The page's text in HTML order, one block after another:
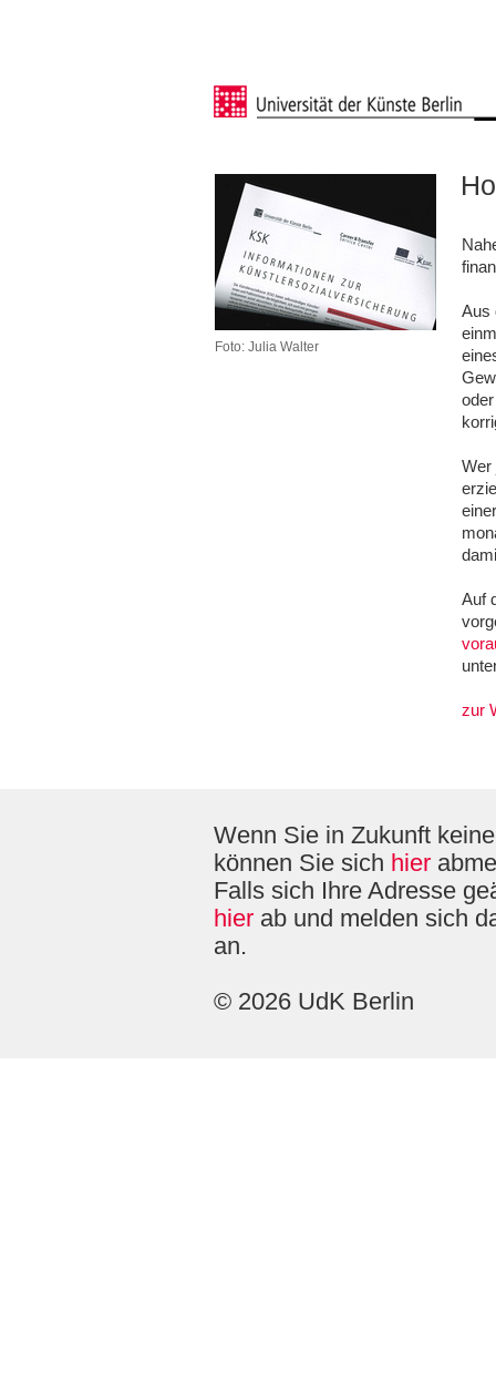
Foto: Julia Walter
Aus
Wer
Auf
zur
Wenn Sie in Zukunft
können Sie sich hier
Falls sich Ihre Adresse
hier ab und melden sich
an.
© 2026 UdK Berlin